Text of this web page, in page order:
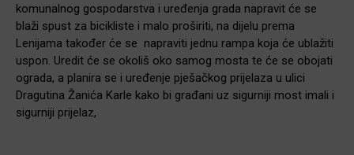
komunalnog gospodarstva i uređenja grada napravit će se
blaži spust za bicikliste i malo proširiti, na dijelu prema
Lenijama također će se napraviti jednu rampa koja će ublažiti
uspon. Uredit će se okoliš oko samog mosta te će se obojati
ograda, a planira se i uređenje pješačkog prijelaza u ulici
Dragutina Žanića Karle kako bi građani uz sigurniji most imali i
sigurniji prijelaz,